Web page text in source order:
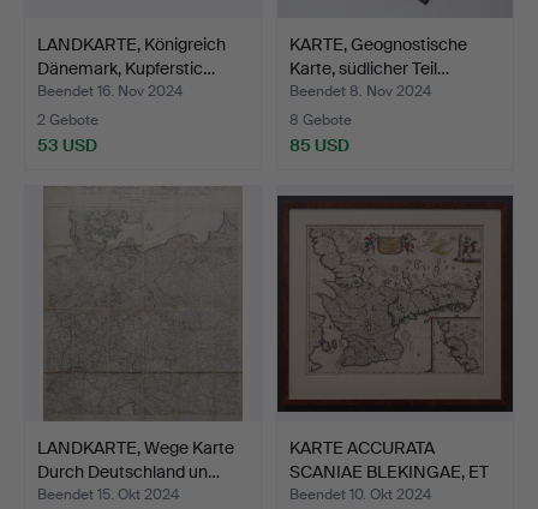
LANDKARTE, Königreich
Dänemark, Kupferstic…
Beendet 16. Nov 2024
2 Gebote
53 USD
KARTE, Geognostische
Karte, südlicher Teil…
Beendet 8. Nov 2024
8 Gebote
85 USD
LANDKARTE, Wege Karte
Durch Deutschland un…
Beendet 15. Okt 2024
KARTE ACCURATA
SCANIAE BLEKINGAE, ET
HALLA…
Beendet 10. Okt 2024